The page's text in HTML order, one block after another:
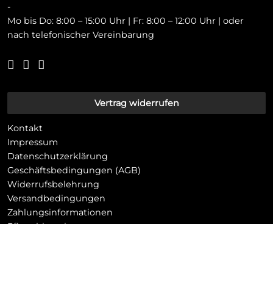
-
Mo bis Do: 8:00 – 15:00 Uhr | Fr: 8:00 – 12:00 Uhr | oder
nach telefonischer Vereinbarung
Vertrag widerrufen
Kontakt
Impressum
Datenschutzerklärung
Geschäftsbedingungen (AGB)
Widerrufsbelehrung
Versandbedingungen
Zahlungsinformationen
Pflegehinweis